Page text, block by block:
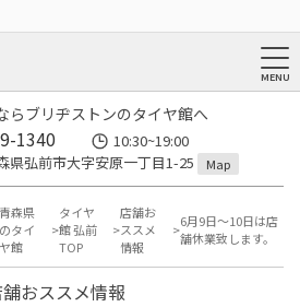
らブリヂストンのタイヤ館へ
1340
10:30~19:00
弘前市大字安原一丁目1-25
Map
青森県
のタイ
ヤ館
タイヤ
館 弘前
TOP
店舗お
ススメ
情報
6月9日～10日は店
舗休業致します。
おススメ情報